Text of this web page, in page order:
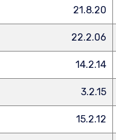
21.8.20
22.2.06
14.2.14
3.2.15
15.2.12